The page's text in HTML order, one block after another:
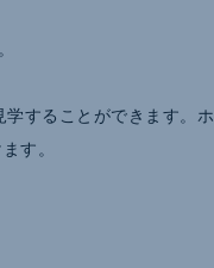
することができます。ホ
す。